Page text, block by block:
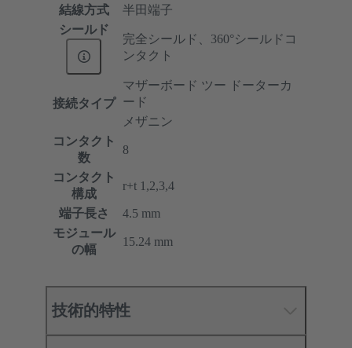
結線方式
半田端子
シールド
完全シールド、360°シールドコ
ンタクト
接続タイプ
マザーボード ツー ドーターカ
ード
メザニン
コンタクト
数
8
コンタクト
構成
r+t 1,2,3,4
端子長さ
4.5 mm
モジュール
の幅
15.24 mm
技術的特性